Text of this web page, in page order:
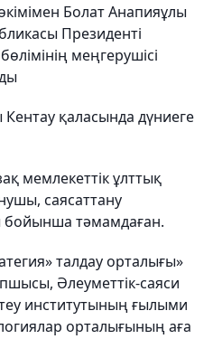
Болат Анапияұлы
Президенті
меңгерушісі
қаласында дүниеге
мемлекеттік ұлттық
саясаттану
тәмамдаған.
талдау орталығы»
Әлеуметтік-саяси
институтының ғылыми
орталығының аға